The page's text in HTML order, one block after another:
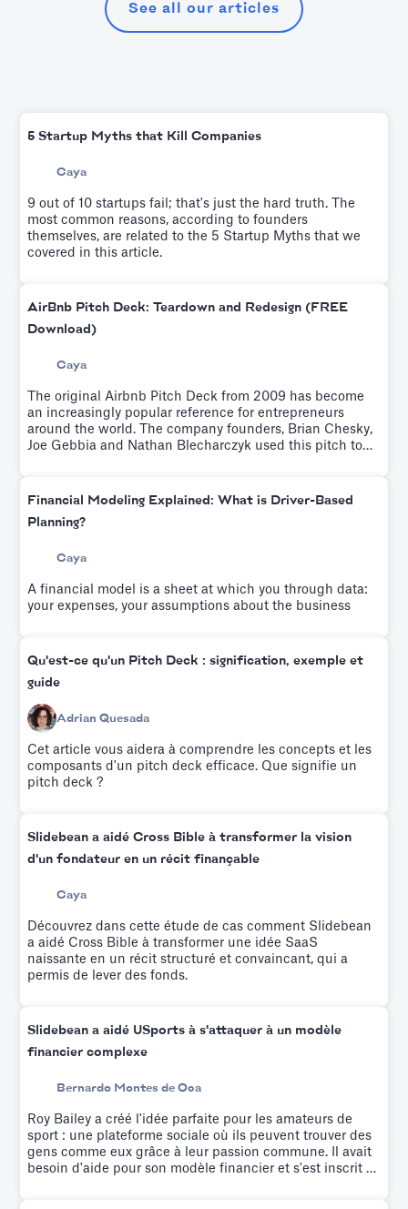
See all our articles
5 Startup Myths that Kill Companies
Caya
9 out of 10 startups fail; that's just the hard truth. The
most common reasons, according to founders
themselves, are related to the 5 Startup Myths that we
covered in this article.
AirBnb Pitch Deck: Teardown and Redesign (FREE
Download)
Caya
The original Airbnb Pitch Deck from 2009 has become
an increasingly popular reference for entrepreneurs
around the world. The company founders, Brian Chesky,
Joe Gebbia and Nathan Blecharczyk used this pitch to
Financial Modeling Explained: What is Driver-Based
Planning?
Caya
A financial model is a sheet at which you through data:
your expenses, your assumptions about the business
Qu'est-ce qu'un Pitch Deck : signification, exemple et
guide
Adrian Quesada
Cet article vous aidera à comprendre les concepts et les
composants d'un pitch deck efficace. Que signifie un
pitch deck ?
Slidebean a aidé Cross Bible à transformer la vision
d'un fondateur en un récit finançable
Caya
Découvrez dans cette étude de cas comment Slidebean
a aidé Cross Bible à transformer une idée SaaS
naissante en un récit structuré et convaincant, qui a
permis de lever des fonds.
Slidebean a aidé USports à s'attaquer à un modèle
financier complexe
Bernardo Montes de Oca
Roy Bailey a créé l'idée parfaite pour les amateurs de
sport : une plateforme sociale où ils peuvent trouver des
gens comme eux grâce à leur passion commune. Il avait
besoin d'aide pour son modèle financier et s'est inscrit à